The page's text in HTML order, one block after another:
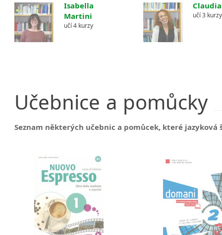
Isabella
Martini
učí 4 kurzy
učí 3 kurzy
Učebnice a pomůcky
Seznam některých učebnic a pomůcek, které